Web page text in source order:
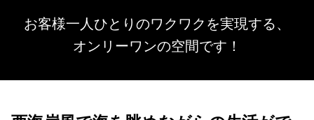
お客様一人ひとりのワクワクを実現する、
オンリーワンの空間です！